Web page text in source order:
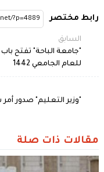
رابط مختصر
السابق
"جامعة الباحة" تفتح
للعام الجامعي 1442
"وزير التعليم" صدور
مقالات ذات صلة